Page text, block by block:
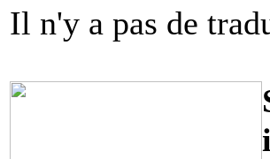
Il n'y a pas de